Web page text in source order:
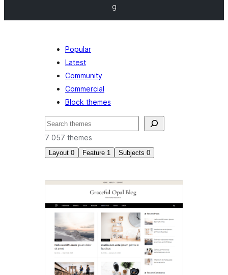
g
Popular
Latest
Community
Commercial
Block themes
Hľadať
7 057 themes
Layout 0 Feature 1 Subjects 0
Custom
logo